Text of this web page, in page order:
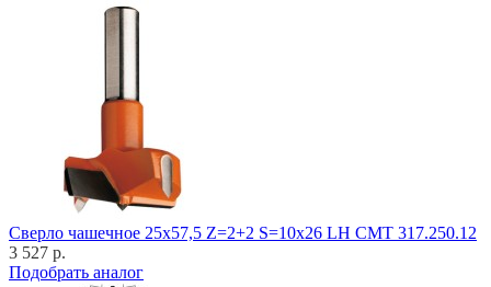
Cверло чашечное 25x57,5 Z=2+2 S=10x26 LH CMT 317.250.12
3 527 р.
Подобрать аналог